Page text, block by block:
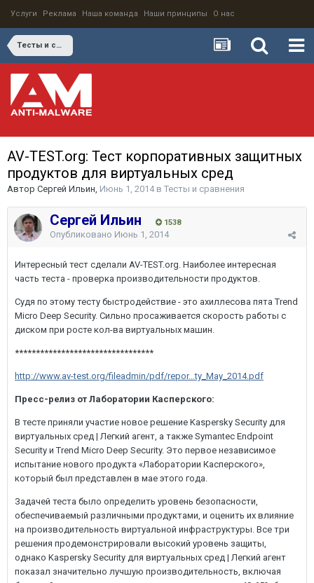
Услуги Реклама Наша команда Наши принципы О нас
Тесты и сравнения
AV-TEST.org: Тест корпоративных защитных
продуктов для виртуальных сред
Автор Сергей Ильин, Июнь 1, 2014в Тесты и сравнения
Сергей Ильин 1538
Опубликовано Июнь 1, 2014
Интересный тест сделали AV-TEST.org. Наиболее интересная
часть теста - проверка производительности продуктов.
Судя по этому тесту быстродействие - это ахиллесова пята Trend
Micro Deep Security. Сильно просаживается скорость работы с
диском при росте кол-ва виртуальных машин.
*********************************
http://www.av-test.org/fileadmin/pdf/repor...ty_May_2014.pdf
Пресс-релиз от Лаборатории Касперского:
В тесте приняли участие новое решение Kaspersky Security для
виртуальных сред | Легкий агент, а также Symantec Endpoint
Security и Trend Micro Deep Security. Это первое независимое
испытание нового продукта «Лаборатории Касперского»,
который был представлен в мае этого года.
Задачей теста было определить уровень безопасности,
обеспечиваемый различными продуктами, и оценить их влияние
на производительность виртуальной инфраструктуры. Все три
решения продемонстрировали высокий уровень защиты,
однако Kaspersky Security для виртуальных сред | Легкий агент
показал значительно лучшую производительность, включая